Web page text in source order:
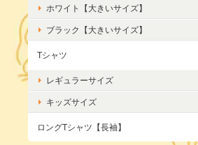
ホワイト【大きいサイズ】
ブラック【大きいサイズ】
Tシャツ
レギュラーサイズ
キッズサイズ
ロングTシャツ【長袖】